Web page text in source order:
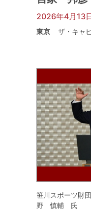
2026年4月13
東京 ザ・キャ
笹川スポーツ財
野 慎輔 氏